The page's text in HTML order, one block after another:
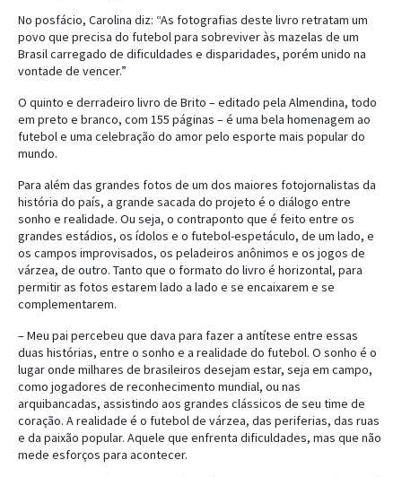
No posfácio, Carolina diz: “As fotografias deste livro retratam um
povo que precisa do futebol para sobreviver às mazelas de um
Brasil carregado de dificuldades e disparidades, porém unido na
vontade de vencer.”
O quinto e derradeiro livro de Brito – editado pela Almendina, todo
em preto e branco, com 155 páginas – é uma bela homenagem ao
futebol e uma celebração do amor pelo esporte mais popular do
mundo.
Para além das grandes fotos de um dos maiores fotojornalistas da
história do país, a grande sacada do projeto é o diálogo entre
sonho e realidade. Ou seja, o contraponto que é feito entre os
grandes estádios, os ídolos e o futebol-espetáculo, de um lado, e
os campos improvisados, os peladeiros anônimos e os jogos de
várzea, de outro. Tanto que o formato do livro é horizontal, para
permitir as fotos estarem lado a lado e se encaixarem e se
complementarem.
– Meu pai percebeu que dava para fazer a antítese entre essas
duas histórias, entre o sonho e a realidade do futebol. O sonho é o
lugar onde milhares de brasileiros desejam estar, seja em campo,
como jogadores de reconhecimento mundial, ou nas
arquibancadas, assistindo aos grandes clássicos de seu time de
coração. A realidade é o futebol de várzea, das periferias, das ruas
e da paixão popular. Aquele que enfrenta dificuldades, mas que não
mede esforços para acontecer.